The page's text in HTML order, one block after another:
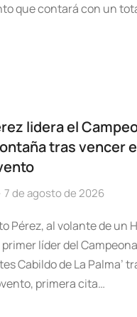
que contará con un
lidera el
tras vencer
7 de agosto de 2026
Pérez, al volante de un
líder del
Cabildo de La Palma’
primera cita…